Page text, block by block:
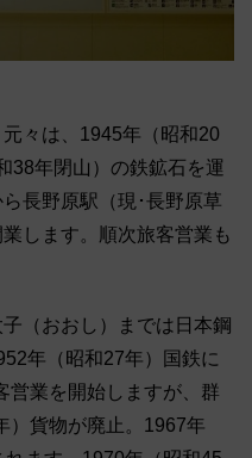
々は、1945年（昭和20
38年閉山）の鉄鉱石を運
長野原駅（現･長野原草
します。順次旅客営業も
（おおし）までは日本鋼
年（昭和27年）国鉄に
営業を開始しますが、群
）貨物が廃止。1967年